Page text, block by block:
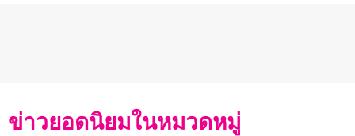
ข่าวยอดนิยมในหมวดหมู่